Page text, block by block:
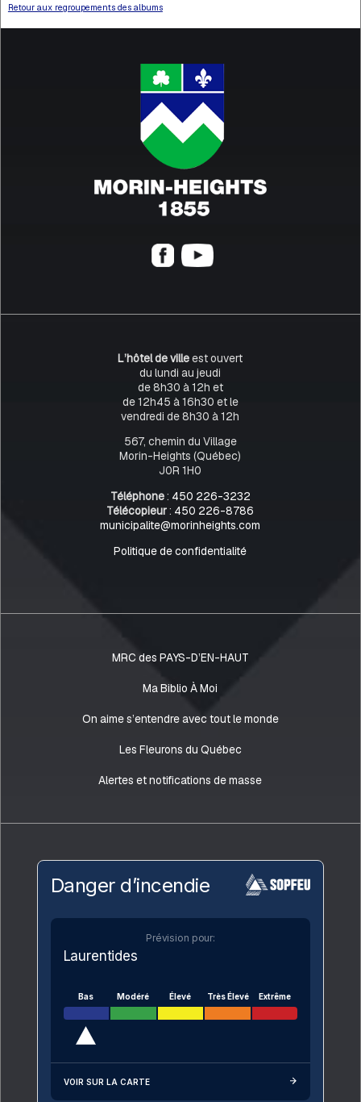
Retour aux regroupements des albums
L’hôtel de villeest ouvert
du lundi au jeudi
de 8h30 à 12h et
de 12h45 à 16h30 et le
vendredi de 8h30 à 12h
567, chemin du Village
Morin-Heights (Québec)
J0R 1H0
Téléphone: 450 226-3232
Télécopieur: 450 226-8786
municipalite@morinheights.com
Politique de confidentialité
MRC des PAYS-D’EN-HAUT
Ma Biblio À Moi
On aime s’entendre avec tout le monde
Les Fleurons du Québec
Alertes et notifications de masse
Danger d’incendie
Prévision pour:
Laurentides
Bas Modéré Élevé Très Élevé Extrême
VOIR SUR LA CARTE